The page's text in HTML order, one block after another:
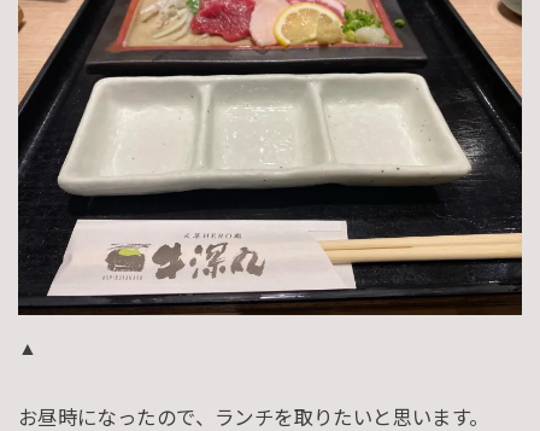
▲
お昼時になったので、ランチを取りたいと思います。